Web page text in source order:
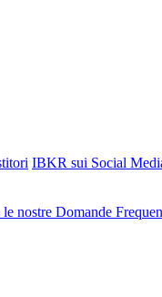
IBKR sui Social
nostre Domande